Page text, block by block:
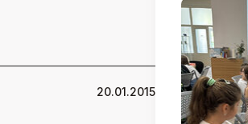
20.01.2015